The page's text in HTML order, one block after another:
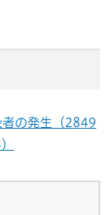
者の発生（2849